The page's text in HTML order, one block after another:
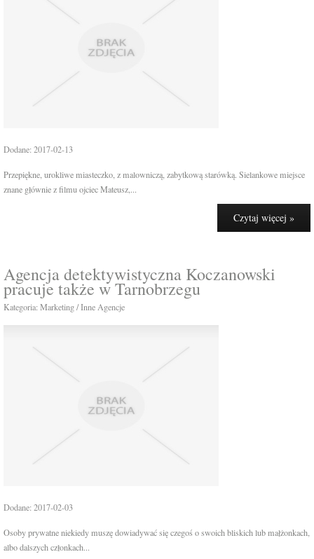
Dodane: 2017-02-13
Przepiękne, urokliwe miasteczko, z malowniczą, zabytkową starówką. Sielankowe miejsce
znane głównie z filmu ojciec Mateusz,...
Czytaj więcej »
Agencja detektywistyczna Koczanowski
pracuje także w Tarnobrzegu
Kategoria: Marketing / Inne Agencje
Dodane: 2017-02-03
Osoby prywatne niekiedy muszę dowiadywać się czegoś o swoich bliskich lub małżonkach,
albo dalszych członkach...